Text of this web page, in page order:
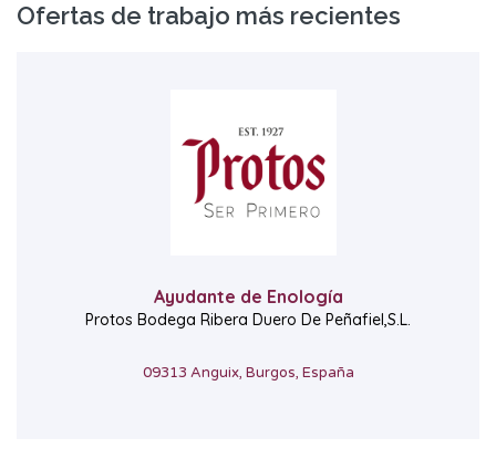
Ofertas de trabajo más recientes
Ayudante de Enología
Protos Bodega Ribera Duero De Peñafiel,S.L.
09313 Anguix, Burgos, España